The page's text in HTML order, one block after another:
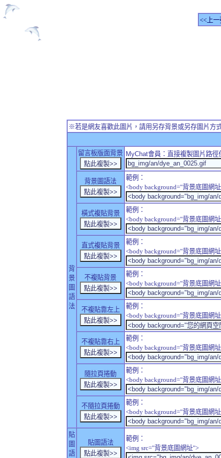
<<上一
※若是網友喜歡此圖片，請用另存背景或另存圖片方
背
景
圖
語
法
留言板版面背景 MyChat會員：直接複製圖片路
背景圖語法
範例：
<body background="背景底圖網
橫式複貼背景
範例：
<body background="背景底圖網
直式複貼背景
範例：
<body background="背景底圖網
不複貼背景
範例：
<body background="背景底圖網
不複貼靠左上
範例：
<body background="背景底圖網
不複貼靠右上
範例：
<body background="背景底圖網
隨拉頁捲動
範例：
<body background="背景底圖網
不隨拉頁捲動
範例：
<body background="背景底圖網
貼
圖
語
貼圖語法
範例：
<img src="背景底圖網址">